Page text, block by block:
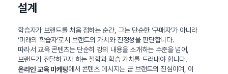
설계
학습자가 브랜드를 처음 접하는 순간, 그는 단순한 ‘구매자’가 아니라
‘미래의 학습자’로서 브랜드의 가치와 진정성을 판단합니다.
따라서 교육 콘텐츠는 단순히 강의 내용을 소개하는 수준을 넘어,
브랜드가 전달하고자 하는 철학과 학습 가치를 드러내야 합니다.
온라인 교육 마케팅에서 콘텐츠 메시지는 곧 브랜드의 진심이며, 이